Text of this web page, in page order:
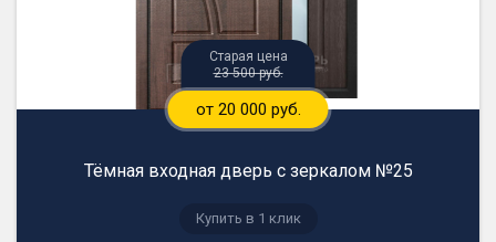
23 500 руб.
от 20 000 руб.
Тёмная входная дверь с зеркалом №25